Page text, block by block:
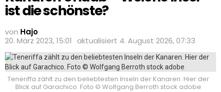
ist die schönste?
von Hajo
20. März 2023, 15:01
aktualisiert 4. August 2026, 07:33
Teneriffa zählt zu den beliebtesten Inseln der Kanaren. Hier der
Blick auf Garachico. Foto © Wolfgang Berroth stock adobe